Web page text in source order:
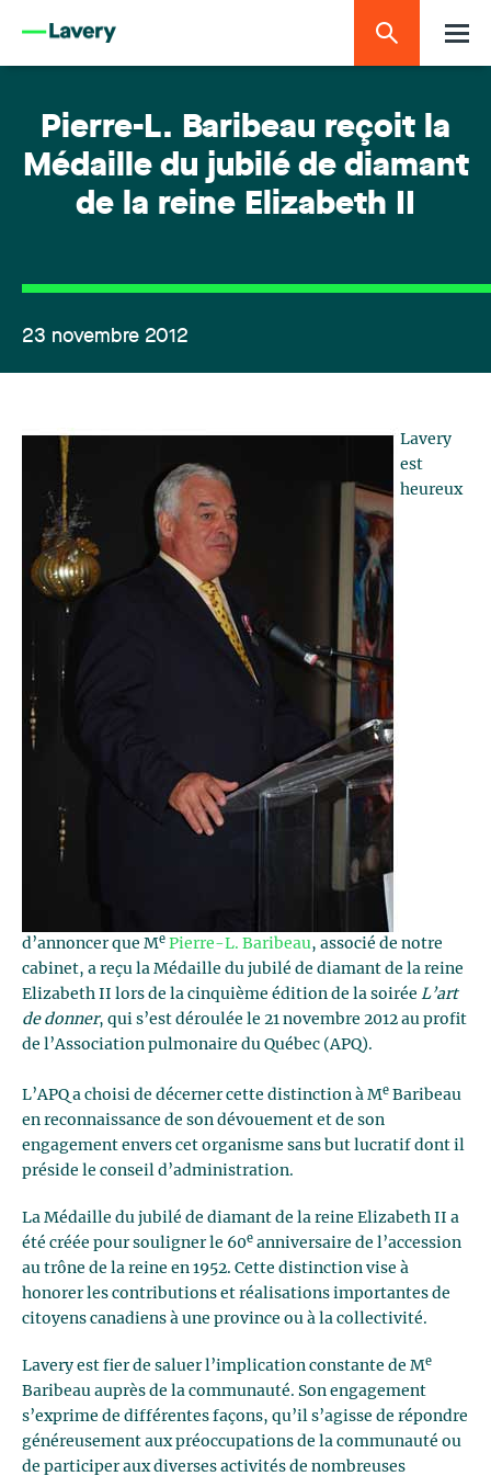
Pierre-L. Baribeau reçoit la
Médaille du jubilé de diamant
de la reine Elizabeth II
23 novembre 2012
Lavery
est
heureux
d’annoncer que Me Pierre-L. Baribeau, associé de notre
cabinet, a reçu la Médaille du jubilé de diamant de la reine
Elizabeth II lors de la cinquième édition de la soirée L’art
de donner, qui s’est déroulée le 21 novembre 2012 au profit
de l’Association pulmonaire du Québec (APQ).
L’APQ a choisi de décerner cette distinction à Me Baribeau
en reconnaissance de son dévouement et de son
engagement envers cet organisme sans but lucratif dont il
préside le conseil d’administration.
La Médaille du jubilé de diamant de la reine Elizabeth II a
été créée pour souligner le 60e anniversaire de l’accession
au trône de la reine en 1952. Cette distinction vise à
honorer les contributions et réalisations importantes de
citoyens canadiens à une province ou à la collectivité.
Lavery est fier de saluer l’implication constante de Me
Baribeau auprès de la communauté. Son engagement
s’exprime de différentes façons, qu’il s’agisse de répondre
généreusement aux préoccupations de la communauté ou
de participer aux diverses activités de nombreuses